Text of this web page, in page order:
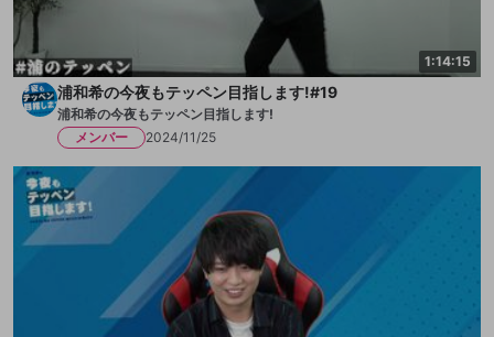
1:14:15
浦和希の今夜もテッペン目指します!#19
浦和希の今夜もテッペン目指します!
メンバー
2024/11/25